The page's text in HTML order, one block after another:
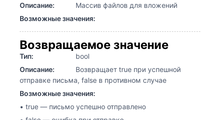
Описание:
Массив файлов для вложений
Возможные значения:
Возвращаемое значение
Тип:
bool
Описание:
Возвращает true при успешной
отправке письма, false в противном случае
Возможные значения:
• true — письмо успешно отправлено